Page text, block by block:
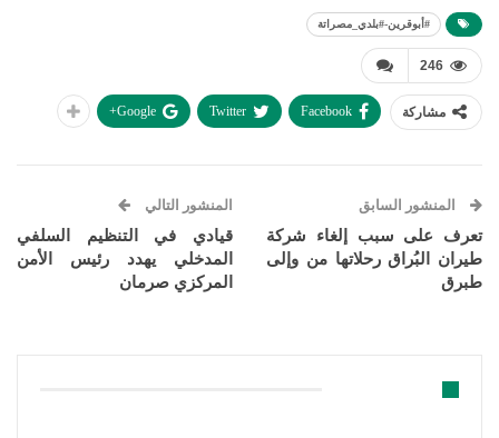
#أبوقرين-#بلدي_مصراتة
246
مشاركة Facebook
Twitter
Google+
المنشور السابق
تعرف على سبب إلغاء شركة
طيران البُراق رحلاتها من وإلى
طبرق
المنشور التالي
قيادي في التنظيم السلفي
المدخلي يهدد رئيس الأمن
المركزي صرمان